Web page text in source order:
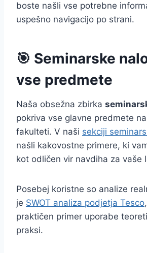
boste našli vse potrebne
uspešno navigacijo po strani.
🎯 Seminarske
vse predmete
Naša obsežna zbirka
pokriva vse glavne predmete
fakulteti. V naši sekciji
našli kakovostne primere, ki
kot odličen vir navdiha za vaše
Posebej koristne so analize
je SWOT analiza podjetja Tesco
praktičen primer uporabe
praksi.